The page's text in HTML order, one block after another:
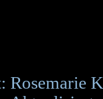
Rosemarie